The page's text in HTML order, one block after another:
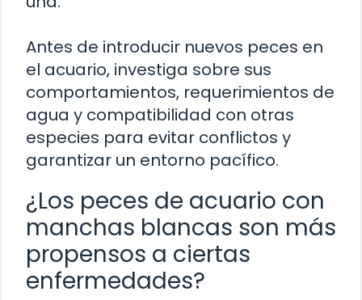
Antes de introducir nuevos peces en
el acuario, investiga sobre sus
comportamientos, requerimientos de
agua y compatibilidad con otras
especies para evitar conflictos y
garantizar un entorno pacífico.
¿Los peces de acuario con
manchas blancas son más
propensos a ciertas
enfermedades?